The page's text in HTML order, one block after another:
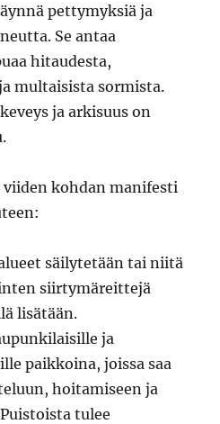
pettymyksiä ja
Se antaa
hitaudesta,
multaisista sormista.
ja arkisuus on
viiden kohdan manifesti
säilytetään tai niitä
siirtymäreittejä
lisätään.
ja
paikkoina, joissa saa
hoitamiseen ja
tulee